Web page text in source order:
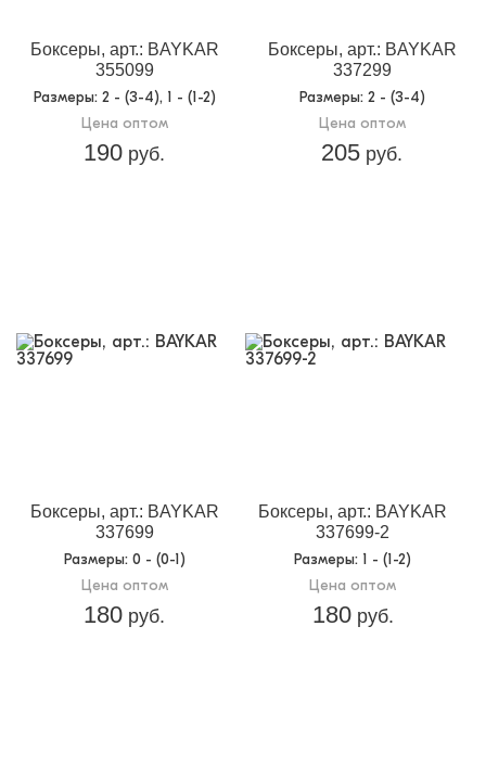
Боксеры, арт.: BAYKAR
355099
Размеры: 2 - (3-4), 1 - (1-2)
Цена оптом
190 руб.
Боксеры, арт.: BAYKAR
337299
Размеры: 2 - (3-4)
Цена оптом
205 руб.
Боксеры, арт.: BAYKAR
337699
Размеры: 0 - (0-1)
Цена оптом
180 руб.
Боксеры, арт.: BAYKAR
337699-2
Размеры: 1 - (1-2)
Цена оптом
180руб.